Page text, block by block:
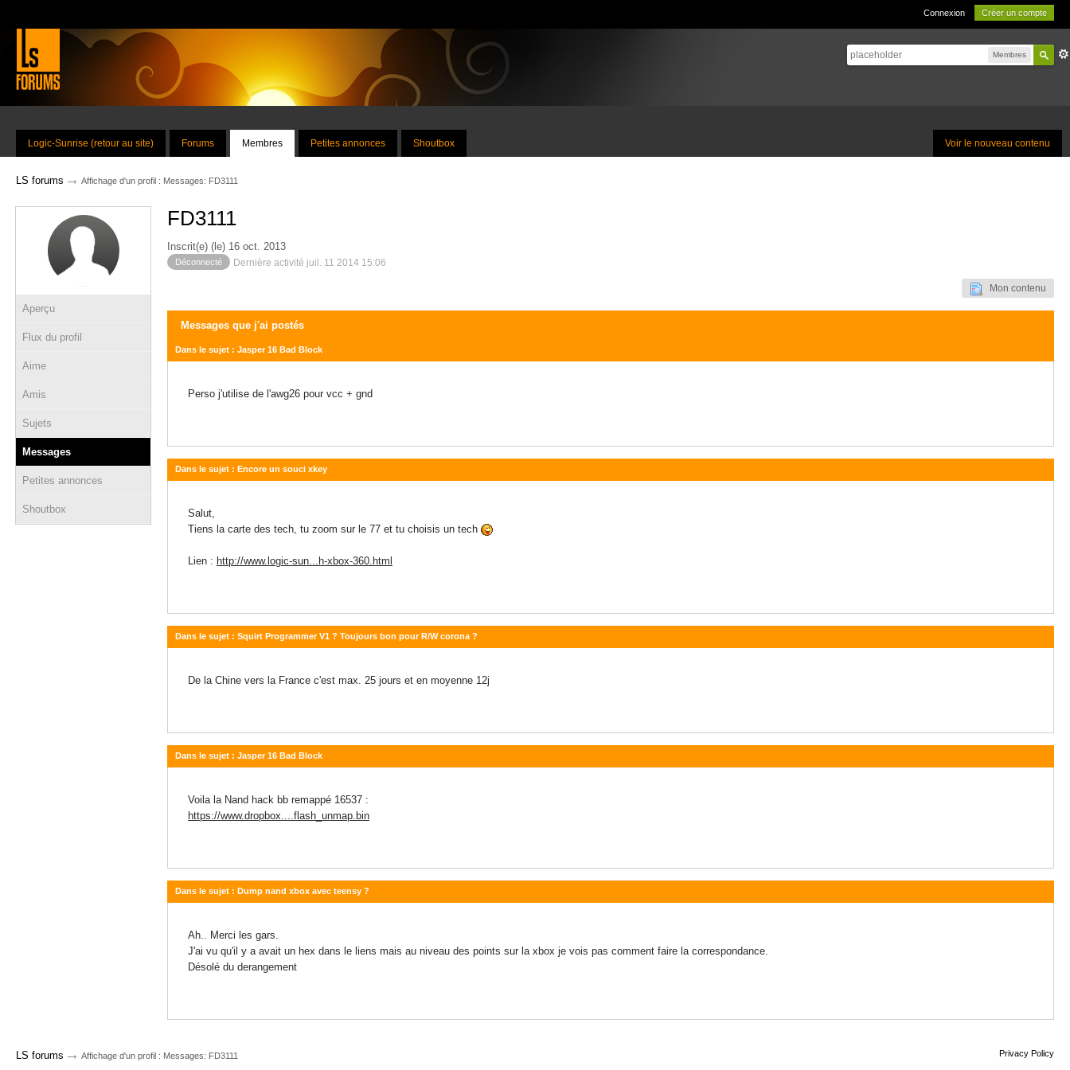
Connexion Créer un compte
Membres
Voir le nouveau contenu
Logic-Sunrise (retour au site) Forums Membres Petites annonces Shoutbox
LS forums → Affichage d'un profil : Messages: FD3111
Aperçu
Flux du profil
Aime
Amis
Sujets
Messages
Petites annonces
Shoutbox
FD3111
Inscrit(e) (le) 16 oct. 2013
Déconnecté Dernière activité juil. 11 2014 15:06
Mon contenu
Messages que j'ai postés
Dans le sujet : Jasper 16 Bad Block
Perso j'utilise de l'awg26 pour vcc + gnd
Dans le sujet : Encore un souci xkey
Salut,
Tiens la carte des tech, tu zoom sur le 77 et tu choisis un tech
Lien : http://www.logic-sun...h-xbox-360.html
Dans le sujet : Squirt Programmer V1 ? Toujours bon pour R/W corona ?
De la Chine vers la France c'est max. 25 jours et en moyenne 12j
Dans le sujet : Jasper 16 Bad Block
Voila la Nand hack bb remappé 16537 :
https://www.dropbox....flash_unmap.bin
Dans le sujet : Dump nand xbox avec teensy ?
Ah.. Merci les gars.
J'ai vu qu'il y a avait un hex dans le liens mais au niveau des points sur la xbox je vois pas comment faire la correspondance.
Désolé du derangement
LS forums → Affichage d'un profil : Messages: FD3111 Privacy Policy